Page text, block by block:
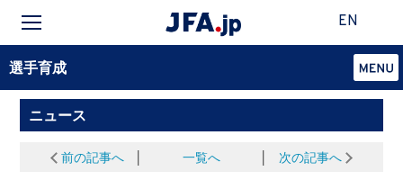
EN
選手育成
ニュース
前の記事へ 一覧へ 次の記事へ